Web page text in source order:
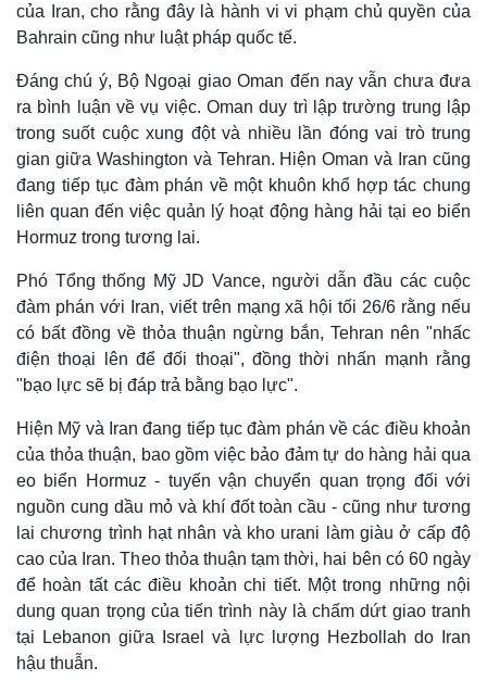
Kinh tế
Bất động sản
Khởi nghiệp
Thị trường
Giá vàng
Tiêu dùng
Tỷ giá
Chứng khoán
Giá cà phê
của Iran, cho rằng đây là hành vi vi phạm chủ quyền của
Bahrain cũng như luật pháp quốc tế.
Đáng chú ý, Bộ Ngoại giao Oman đến nay vẫn chưa đưa
ra bình luận về vụ việc. Oman duy trì lập trường trung lập
trong suốt cuộc xung đột và nhiều lần đóng vai trò trung
gian giữa Washington và Tehran. Hiện Oman và Iran cũng
đang tiếp tục đàm phán về một khuôn khổ hợp tác chung
liên quan đến việc quản lý hoạt động hàng hải tại eo biển
Hormuz trong tương lai.
Phó Tổng thống Mỹ JD Vance, người dẫn đầu các cuộc
đàm phán với Iran, viết trên mạng xã hội tối 26/6 rằng nếu
có bất đồng về thỏa thuận ngừng bắn, Tehran nên "nhấc
điện thoại lên để đối thoại", đồng thời nhấn mạnh rằng
"bạo lực sẽ bị đáp trả bằng bạo lực".
Hiện Mỹ và Iran đang tiếp tục đàm phán về các điều khoản
của thỏa thuận, bao gồm việc bảo đảm tự do hàng hải qua
eo biển Hormuz - tuyến vận chuyển quan trọng đối với
nguồn cung dầu mỏ và khí đốt toàn cầu - cũng như tương
lai chương trình hạt nhân và kho urani làm giàu ở cấp độ
cao của Iran. Theo thỏa thuận tạm thời, hai bên có 60 ngày
để hoàn tất các điều khoản chi tiết. Một trong những nội
dung quan trọng của tiến trình này là chấm dứt giao tranh
tại Lebanon giữa Israel và lực lượng Hezbollah do Iran
hậu thuẫn.